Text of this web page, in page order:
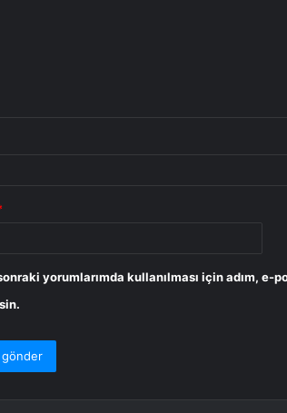
yorumlarımda kullanılması için adım, e-